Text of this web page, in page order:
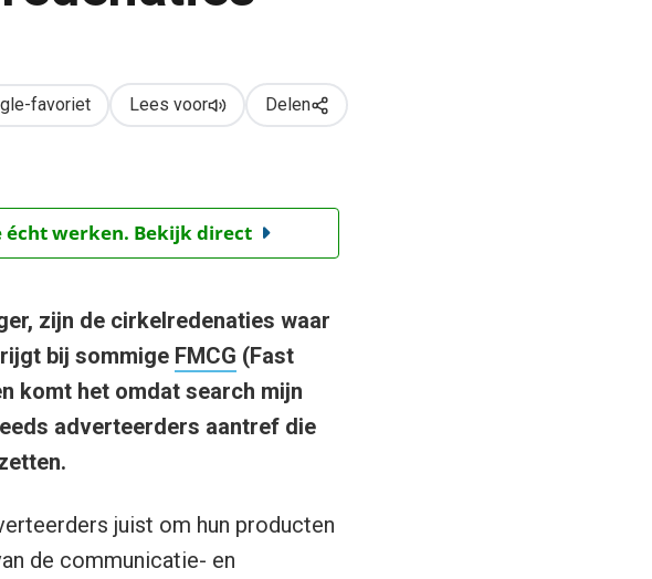
favoriet Lees voor Delen
écht werken. Bekijk direct
zijn de cirkelredenaties waar
bij sommige FMCG (Fast
komt het omdat search mijn
adverteerders aantref die
juist om hun producten
de communicatie- en